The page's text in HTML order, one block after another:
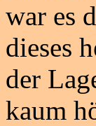
war es
dieses
der
kaum